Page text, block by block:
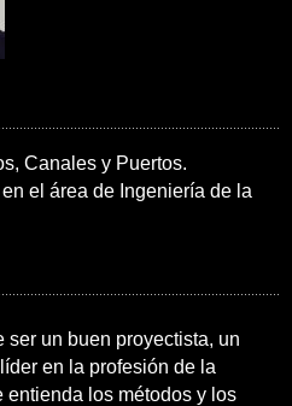
Canales y Puertos.
el área de Ingeniería de la
ser un buen proyectista, un
en la profesión de la
los métodos y los